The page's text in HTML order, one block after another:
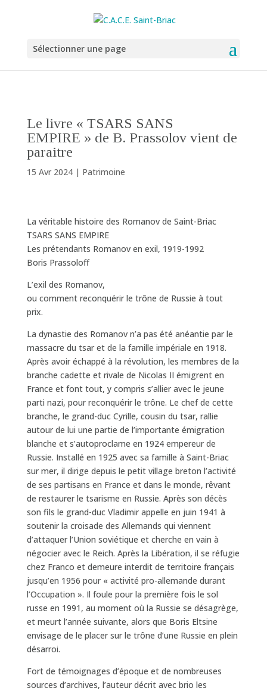
Sélectionner une page
Le livre « TSARS SANS
EMPIRE » de B. Prassolov vient de
paraitre
15 Avr 2024| Patrimoine
La véritable histoire des Romanov de Saint-Briac
TSARS SANS EMPIRE
Les prétendants Romanov en exil, 1919-1992
Boris Prassoloff
L’exil des Romanov,
ou comment reconquérir le trône de Russie à tout
prix.
La dynastie des Romanov n’a pas été anéantie par le
massacre du tsar et de la famille impériale en 1918.
Après avoir échappé à la révolution, les membres de la
branche cadette et rivale de Nicolas II émigrent en
France et font tout, y compris s’allier avec le jeune
parti nazi, pour reconquérir le trône. Le chef de cette
branche, le grand-duc Cyrille, cousin du tsar, rallie
autour de lui une partie de l’importante émigration
blanche et s’autoproclame en 1924 empereur de
Russie. Installé en 1925 avec sa famille à Saint-Briac
sur mer, il dirige depuis le petit village breton l’activité
de ses partisans en France et dans le monde, rêvant
de restaurer le tsarisme en Russie. Après son décès
son fils le grand-duc Vladimir appelle en juin 1941 à
soutenir la croisade des Allemands qui viennent
d’attaquer l’Union soviétique et cherche en vain à
négocier avec le Reich. Après la Libération, il se réfugie
chez Franco et demeure interdit de territoire français
jusqu’en 1956 pour « activité pro-allemande durant
l’Occupation ». Il foule pour la première fois le sol
russe en 1991, au moment où la Russie se désagrège,
et meurt l’année suivante, alors que Boris Eltsine
envisage de le placer sur le trône d’une Russie en plein
désarroi.
Fort de témoignages d’époque et de nombreuses
sources d’archives, l’auteur décrit avec brio les